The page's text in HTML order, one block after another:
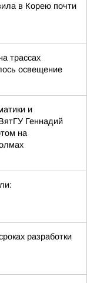
в Корею почти
трассах
освещение
и
Геннадий
на
разработки